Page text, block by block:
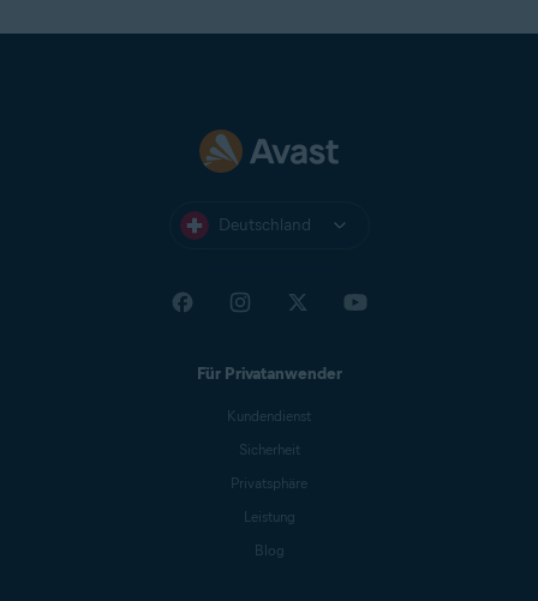
Deutschland
Für Privatanwender
Kundendienst
Sicherheit
Privatsphäre
Leistung
Blog